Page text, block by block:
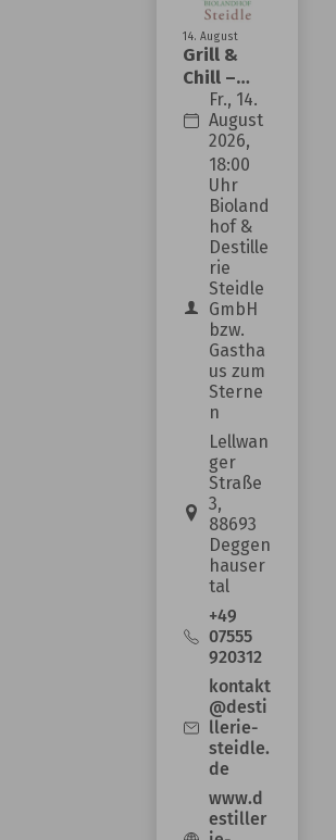
eine
angemessene
auskömmliche
Finanzausstattung.
Die bisherigen
Ergebnisse der
Gemeinsamen
Finanzkommission
sind deshalb
leider sehr
enttäuschend.
Prof. Dr. Bruns
nahm die
Hinweise aus
kommunalen
Praxis
interessiert
auf. Vielen
Dank für den
Besuch, das
angenehme
Gespräch und
den wichtigen
direkten
Austausch
zwischen
14.August
Grill &
Chill –
Cocktail-
Spezial
Gasthaus
zum
Sternen
Fr., 14.
August
2026,
18:00
Uhr
Bioland
hof &
Destille
rie
Steidle
GmbH
bzw.
Gastha
us zum
Sterne
n
Lellwan
ger
Straße
3,
88693
Deggen
hauser
tal
+49
07555
920312
kontakt
@desti
llerie-
steidle.
de
www.d
estiller